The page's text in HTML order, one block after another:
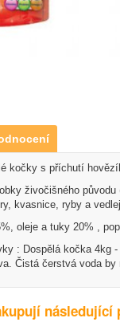
kočky s příchutí
živočišného
kvasnice, ryby a
oleje a tuky 20% ,
: Dospělá kočka 4kg
Čistá čerstvá voda
následující